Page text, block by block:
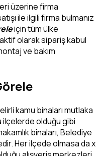
üzerine firma
ile ilgili firma bulmanız
için tüm ülke
olarak sipariş kabul
ve bakım
kamu binaları mutlaka
ilçelerde olduğu gibi
binaları, Belediye
Her ilçede olmasa da x